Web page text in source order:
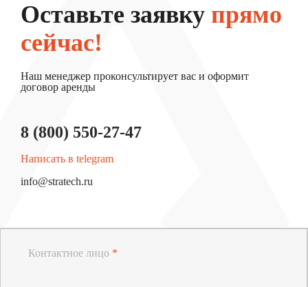
Оставьте заявку прямо
сейчас!
Наш менеджер проконсультирует вас и оформит
договор аренды
8 (800) 550-27-47
Написать в telegram
info@stratech.ru
Контактное лицо *